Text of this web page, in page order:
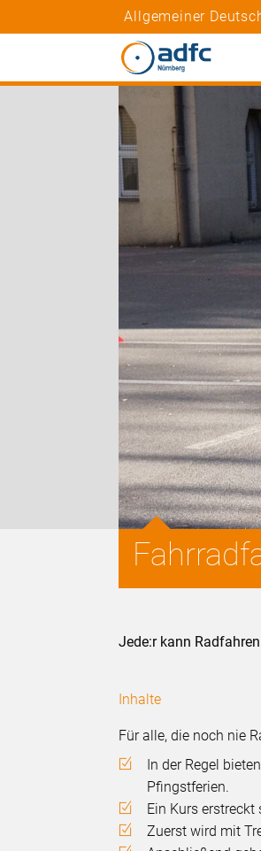
Allgemeiner
Jede:r kann
Inhalte
Für alle, die noch nie
In der Regel
Pfingstferien.
Ein Kurs erstreckt
Zuerst wird mit